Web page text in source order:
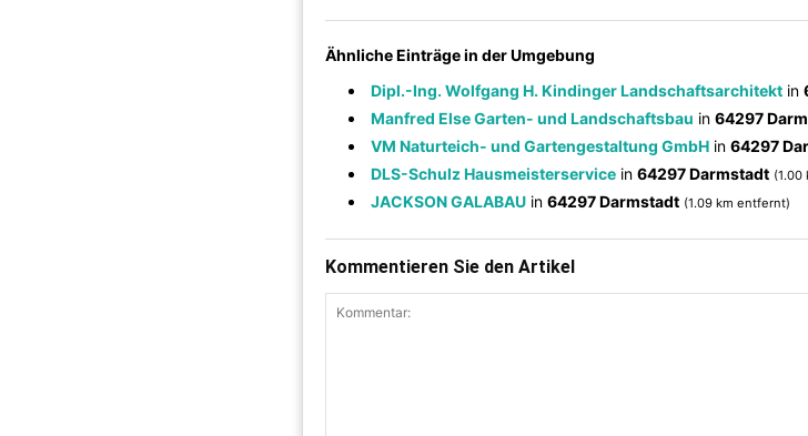
Ähnliche Einträge in der Umgebung
Dipl.-Ing. Wolfgang H. Kindinger Landschaftsarchitekt in
Manfred Else Garten- und Landschaftsbau in 64297
VM Naturteich- und Gartengestaltung GmbH in 64297
DLS-Schulz Hausmeisterservice in 64297 Darmstadt (1.00
JACKSON GALABAU in 64297 Darmstadt (1.09 km entfernt)
Kommentieren Sie den Artikel